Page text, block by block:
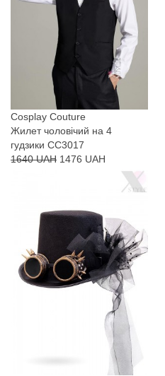
Cosplay Couture
Жилет чоловічий на 4
гудзики CC3017
1640 UAH 1476 UAH